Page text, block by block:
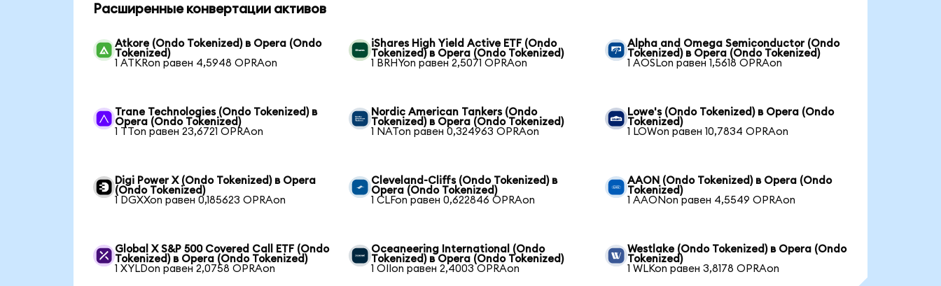
Расширенные конвертации активов
Atkore (Ondo Tokenized) в Opera (Ondo
Tokenized)
1 ATKRon равен 4,5948 OPRAon
iShares High Yield Active ETF (Ondo
Tokenized) в Opera (Ondo Tokenized)
1 BRHYon равен 2,5071 OPRAon
Alpha and Omega Semiconductor (Ondo
Tokenized) в Opera (Ondo Tokenized)
1 AOSLon равен 1,5618 OPRAon
Trane Technologies (Ondo Tokenized) в
Opera (Ondo Tokenized)
1 TTon равен 23,6721 OPRAon
Nordic American Tankers (Ondo
Tokenized) в Opera (Ondo Tokenized)
1 NATon равен 0,324963 OPRAon
Lowe's (Ondo Tokenized) в Opera (Ondo
Tokenized)
1 LOWon равен 10,7834 OPRAon
Digi Power X (Ondo Tokenized) в Opera
(Ondo Tokenized)
1 DGXXon равен 0,185623 OPRAon
Cleveland-Cliffs (Ondo Tokenized) в
Opera (Ondo Tokenized)
1 CLFon равен 0,622846 OPRAon
AAON (Ondo Tokenized) в Opera (Ondo
Tokenized)
1 AAONon равен 4,5549 OPRAon
Global X S&P 500 Covered Call ETF (Ondo
Tokenized) в Opera (Ondo Tokenized)
1 XYLDon равен 2,0758 OPRAon
Oceaneering International (Ondo
Tokenized) в Opera (Ondo Tokenized)
1 OIIon равен 2,4003 OPRAon
Westlake (Ondo Tokenized) в Opera (Ondo
Tokenized)
1 WLKon равен 3,8178 OPRAon